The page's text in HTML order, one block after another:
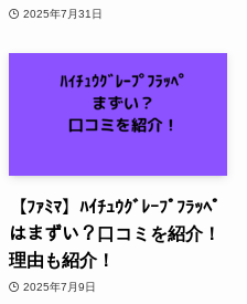
2025年7月31日
【ﾌｧﾐﾏ】ﾊｲﾁｭｳｸﾞﾚｰﾌﾟﾌﾗｯﾍﾟ
はまずい？口コミを紹介！
理由も紹介！
2025年7月9日